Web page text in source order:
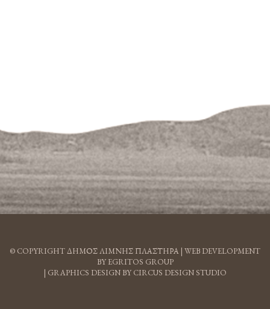
© COPYRIGHT ΔΗΜΟΣ ΛΙΜΝΗΣ ΠΛΑΣΤΗΡΑ | WEB DEVELOPMENT
BY EGRITOS GROUP
| GRAPHICS DESIGN BY CIRCUS DESIGN STUDIO